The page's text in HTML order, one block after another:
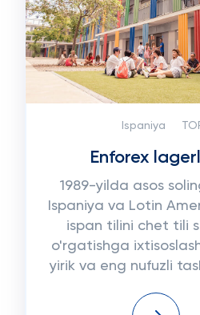
Ispaniya
Enforex
1989-yilda asos
Ispaniya va Lotin
ispan tilini chet tili
o'rgatishga
yirik va eng nufuzli